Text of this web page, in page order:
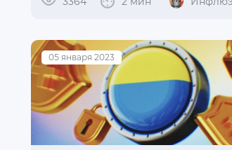
05 января 2023